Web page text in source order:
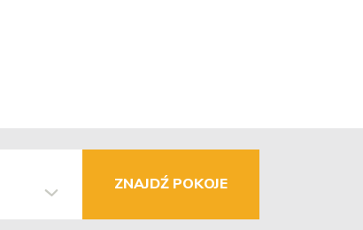
ZNAJDŹ POKOJE